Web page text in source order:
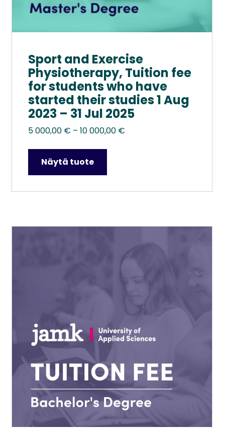
Sport and Exercise
Physiotherapy, Tuition fee
for students who have
started their studies 1 Aug
2023 – 31 Jul 2025
5 000,00 € – 10 000,00 €Hintaluokka:
000,00 €
Näytä tuote
valinnat
tuotteen
sivulla.